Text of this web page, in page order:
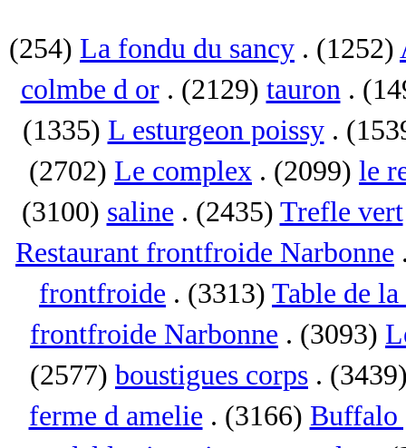
(254) La fondu du sancy . (1252)
colmbe d or. (2129) tauron.
(1335) L esturgeon poissy.
(2702) Le complex . (2099) le
(3100) saline . (2435) Trefle vert
Restaurant frontfroide Narbonne
frontfroide . (3313) Table de
frontfroide Narbonne . (3093)
(2577) boustigues corps .
ferme d amelie . (3166) Buffalo